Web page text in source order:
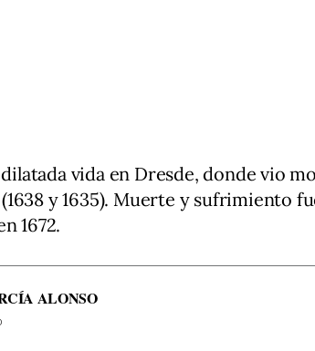
vida en Dresde, donde vio
(1638 y 1635). Muerte y sufrimiento
1672.
ALONSO